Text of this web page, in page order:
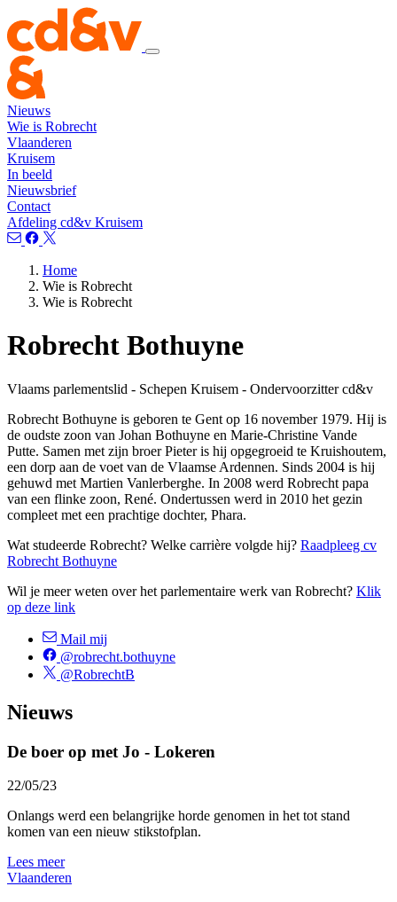
Nieuws
Wie is Robrecht
Vlaanderen
Kruisem
In beeld
Nieuwsbrief
Contact
Afdeling cd&v Kruisem
Home
Wie is Robrecht
Wie is Robrecht
Robrecht Bothuyne
Vlaams parlementslid - Schepen Kruisem - Ondervoorzitter cd&v
Robrecht Bothuyne is geboren te Gent op 16 november 1979. Hij is
de oudste zoon van Johan Bothuyne en Marie-Christine Vande
Putte. Samen met zijn broer Pieter is hij opgegroeid te Kruishoutem,
een dorp aan de voet van de Vlaamse Ardennen. Sinds 2004 is hij
gehuwd met Martien Vanlerberghe. In 2008 werd Robrecht papa
van een flinke zoon, René. Ondertussen werd in 2010 het gezin
compleet met een prachtige dochter, Phara.
Wat studeerde Robrecht? Welke carrière volgde hij? Raadpleeg cv
Robrecht Bothuyne
Wil je meer weten over het parlementaire werk van Robrecht? Klik
op deze link
Mail mij
@robrecht.bothuyne
@RobrechtB
Nieuws
De boer op met Jo - Lokeren
22/05/23
Onlangs werd een belangrijke horde genomen in het tot stand
komen van een nieuw stikstofplan.
Lees meer
Vlaanderen